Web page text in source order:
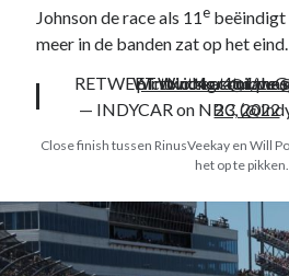
Johnson de race als 11e beëindigt
meer in de banden zat op het eind.
RETWEET to congratulate
Win No. 4 of the
Win No. 4 at
pic.twitter.com/
— INDYCAR on NBCJuly 23, 2022
Close finish tussen RinusVeekay en Will
het op te